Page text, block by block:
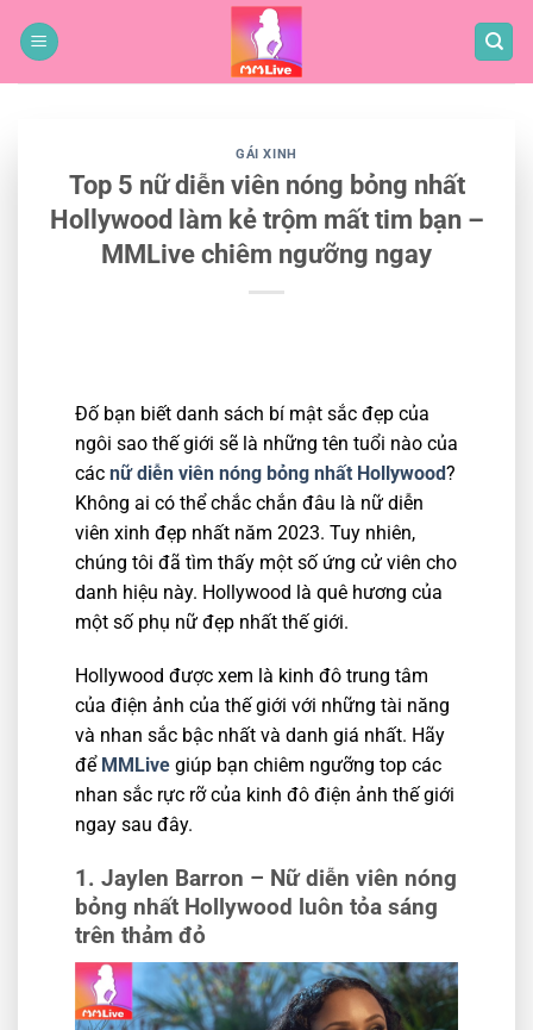
qua
GÁI XINH
Top 5 nữ diễn viên nóng bỏng nhất
Hollywood làm kẻ trộm mất tim bạn –
MMLive chiêm ngưỡng ngay
Đố bạn biết danh sách bí mật sắc đẹp của
ngôi sao thế giới sẽ là những tên tuổi nào của
các nữ diễn viên nóng bỏng nhất Hollywood?
Không ai có thể chắc chắn đâu là nữ diễn
viên xinh đẹp nhất năm 2023. Tuy nhiên,
chúng tôi đã tìm thấy một số ứng cử viên cho
danh hiệu này. Hollywood là quê hương của
một số phụ nữ đẹp nhất thế giới.
Hollywood được xem là kinh đô trung tâm
của điện ảnh của thế giới với những tài năng
và nhan sắc bậc nhất và danh giá nhất. Hãy
để MMLive giúp bạn chiêm ngưỡng top các
nhan sắc rực rỡ của kinh đô điện ảnh thế giới
ngay sau đây.
1. Jaylen Barron – Nữ diễn viên nóng
bỏng nhất Hollywood luôn tỏa sáng
trên thảm đỏ